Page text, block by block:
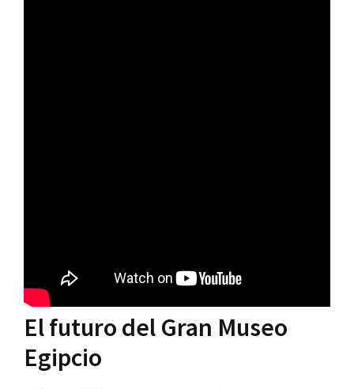
El futuro del Gran Museo
Egipcio